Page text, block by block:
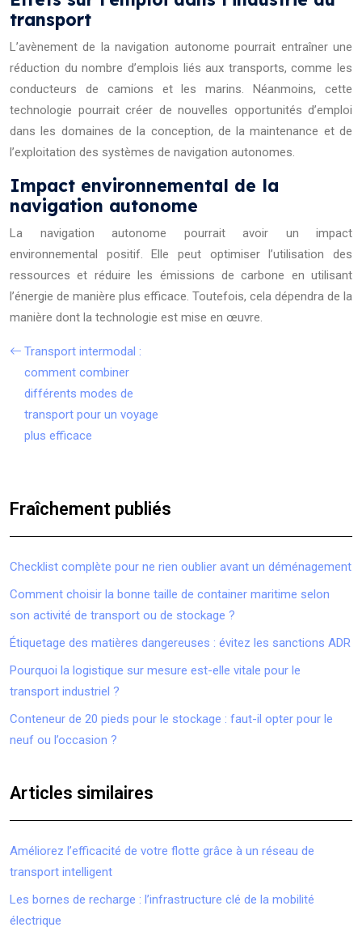
transport
L’avènement de la navigation autonome pourrait entraîner une
réduction du nombre d’emplois liés aux transports, comme les
conducteurs de camions et les marins. Néanmoins, cette
technologie pourrait créer de nouvelles opportunités d’emploi
dans les domaines de la conception, de la maintenance et de
l’exploitation des systèmes de navigation autonomes.
Impact environnemental de la
navigation autonome
La navigation autonome pourrait avoir un impact
environnemental positif. Elle peut optimiser l’utilisation des
ressources et réduire les émissions de carbone en utilisant
l’énergie de manière plus efficace. Toutefois, cela dépendra de la
manière dont la technologie est mise en œuvre.
Transport intermodal :
comment combiner
différents modes de
transport pour un voyage
plus efficace
Fraîchement publiés
Checklist complète pour ne rien oublier avant un déménagement
Comment choisir la bonne taille de container maritime selon
son activité de transport ou de stockage ?
Étiquetage des matières dangereuses : évitez les sanctions ADR
Pourquoi la logistique sur mesure est-elle vitale pour le
transport industriel ?
Conteneur de 20 pieds pour le stockage : faut-il opter pour le
neuf ou l’occasion ?
Articles similaires
Améliorez l’efficacité de votre flotte grâce à un réseau de
transport intelligent
Les bornes de recharge : l’infrastructure clé de la mobilité
électrique